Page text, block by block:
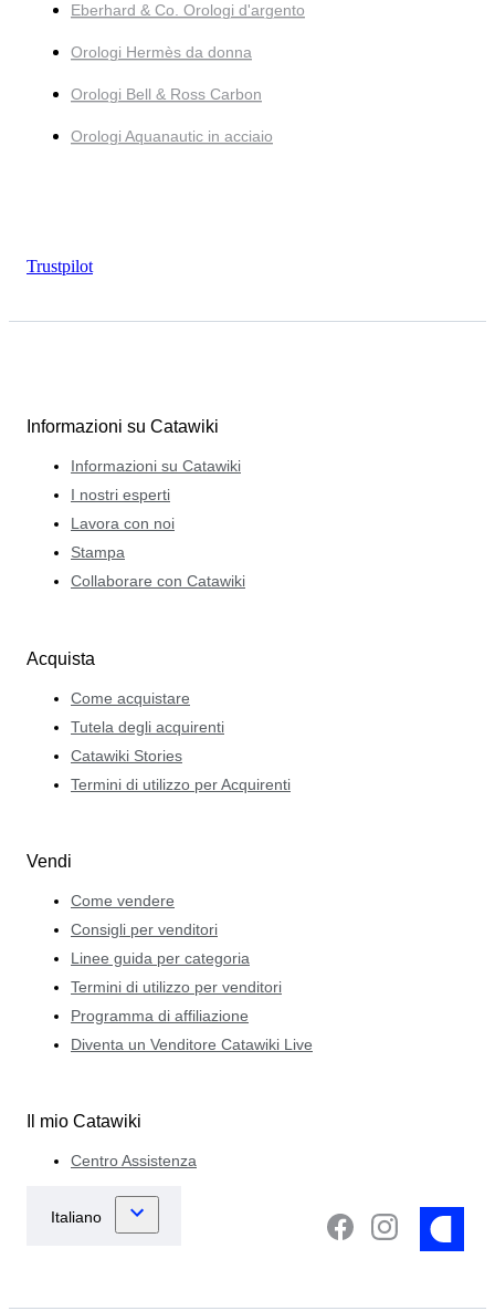
Eberhard & Co. Orologi d'argento
Orologi Hermès da donna
Orologi Bell & Ross Carbon
Orologi Aquanautic in acciaio
Trustpilot
Informazioni su Catawiki
Informazioni su Catawiki
I nostri esperti
Lavora con noi
Stampa
Collaborare con Catawiki
Acquista
Come acquistare
Tutela degli acquirenti
Catawiki Stories
Termini di utilizzo per Acquirenti
Vendi
Come vendere
Consigli per venditori
Linee guida per categoria
Termini di utilizzo per venditori
Programma di affiliazione
Diventa un Venditore Catawiki Live
Il mio Catawiki
Centro Assistenza